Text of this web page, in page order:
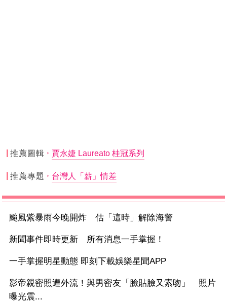
推薦圖輯 賈永婕 Laureato 桂冠系列
推薦專題 台灣人「薪」情差
颱風紫暴雨今晚開炸 估「這時」解除海警
新聞事件即時更新 所有消息一手掌握！
一手掌握明星動態 即刻下載娛樂星聞APP
影帝親密照遭外流！與男密友「臉貼臉又索吻」 照片
曝光震...